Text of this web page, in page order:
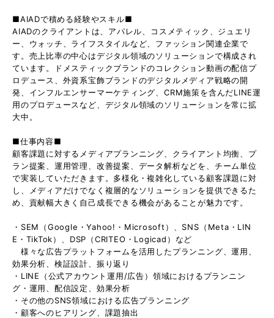
■AIADで積める経験やスキル■
AIADのクライアントは、アパレル、コスメティック、ジュエリ
ー、ウォッチ、ライフスタイルなど、ファッション関連企業で
す。売上比率の中心はデジタル領域のソリューションで構成され
ています。ドメスティックブランドのコレクション動画の配信プ
ロデュース、外資系宝飾ブランドのデジタルメディア戦略の開
発、インフルエンサーマーケティング、CRM施策を含んだLINE運
用のプロデュースなど、デジタル領域のソリューションを常に拡
大中。
■仕事内容■
顧客課題に対するメディアプランニング、クライアント均衡、プ
ラン提案、運用管理、改善提案、データ解析などを、チーム単位
で実装していただきます。多様化・複雑化している顧客課題に対
し、メディアだけでなく複層的なソリューションを提供できるた
め、貢献幅大きく自己成長できる機会があることが魅力です。
・SEM（Google・Yahoo!・Microsoft）、SNS（Meta・LIN
E・TikTok）、DSP（CRITEO・Logicad）など
様々な広告プラットフォームを活用したプランニング、運用、
効果分析、検証設計、振り返り
・LINE（公式アカウント運用/広告）領域におけるプランニン
グ・運用、配信設定、効果分析
・その他のSNS領域における広告プランニング
・顧客へのヒアリング、課題抽出